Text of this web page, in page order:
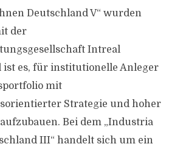
Deutschland V“ wurden
der
Intreal
ist es, für institutionelle Anleger
mit
Strategie und hoher
Bei dem „Industria
III“ handelt sich um ein